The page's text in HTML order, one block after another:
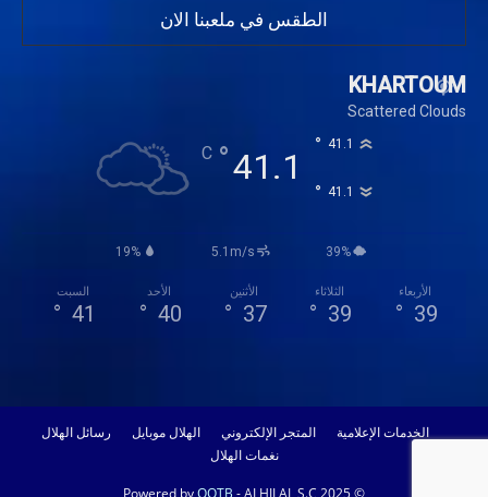
الطقس في ملعبنا الان
KHARTOUM
Scattered Clouds
41.1
°
C 41.1
°
41.1
°
19% 5.1m/s 39%
السبت
41
°
الأحد
40
°
الأثنين
37
°
الثلاثاء
39
°
الأربعاء
39
°
الخدمات الإعلامية المتجر الإلكتروني الهلال موبايل
رسائل الهلال
نغمات الهلال
© Powered by
OOTB - ALHILAL S.C 2025